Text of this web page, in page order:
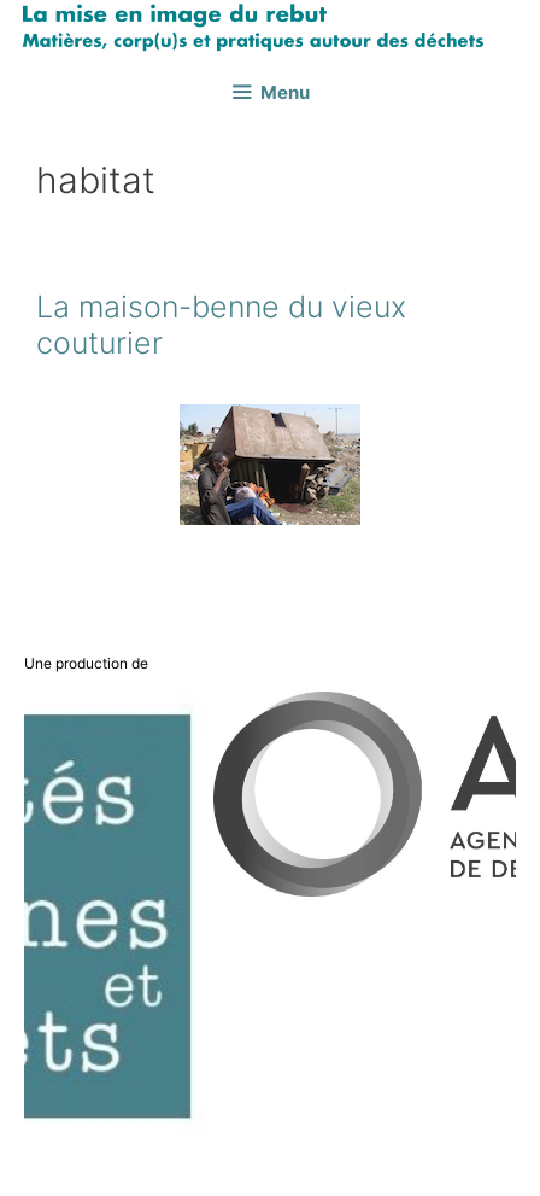
Aller
Menu
habitat
La maison-benne du vieux
couturier
Une production de